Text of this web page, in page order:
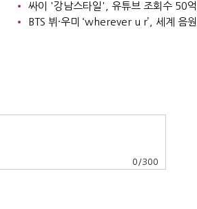
싸이 '강남스타일', 유튜브 조회수 50
BTS 뷔·우미 ‘wherever u r’, 세계 음
0 /300